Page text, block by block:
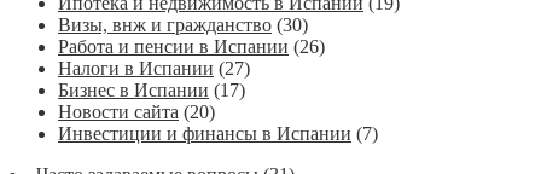
Визы, внж и гражданство (30)
Работа и пенсии в Испании (26)
Налоги в Испании (27)
Бизнес в Испании (17)
Новости сайта (20)
Инвестиции и финансы в Испании (7)